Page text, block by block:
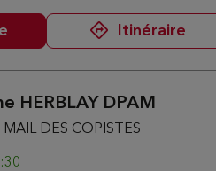
Itinéraire
HERBLAY DPAM
DES COPISTES